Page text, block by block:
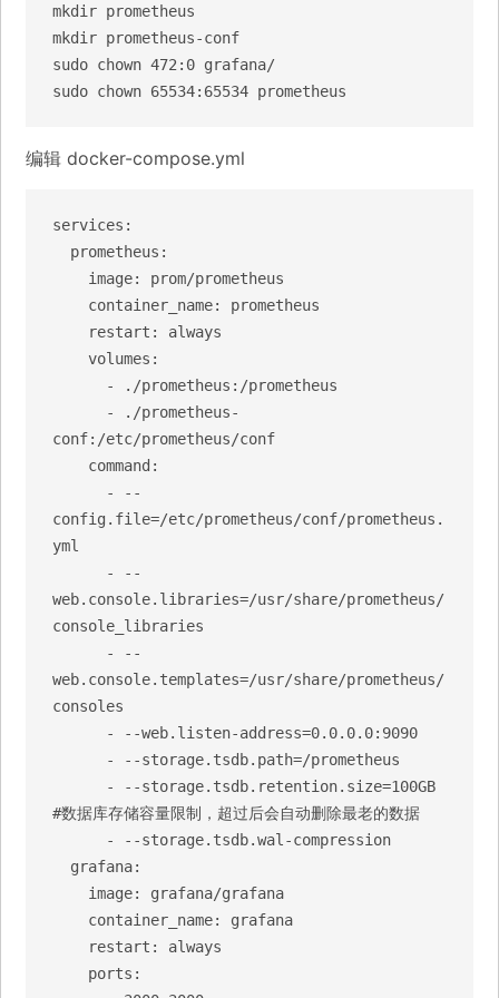
mkdir prometheus
mkdir prometheus-conf
sudo chown 472:0 grafana/
sudo chown 65534:65534 prometheus
编辑 docker-compose.yml
services:
conf:/etc/prometheus/conf
config.file=/etc/prometheus/conf/prometheus.
yml
web.console.libraries=/usr/share/prometheus/
console_libraries
web.console.templates=/usr/share/prometheus/
consoles
#数据库存储容量限制，超过后会自动删除最老的数据